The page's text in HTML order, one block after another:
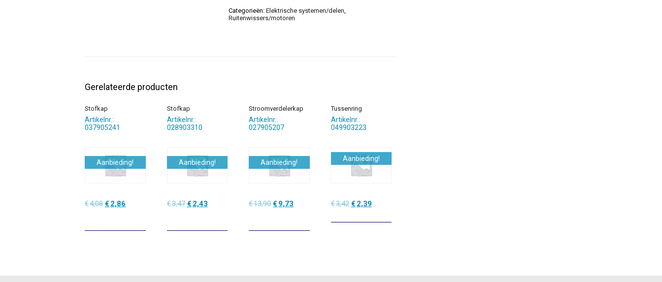
Categorieën:Elektrische systemen/delen
Ruitenwissers/motoren
Gerelateerde producten
Stofkap
Artikelnr.:
037905241
Aanbieding!
€4,08 Oorspronkelijke
€4,08.
€ 2,86
€2,86.
Stofkap
Artikelnr.:
028903310
Aanbieding!
€3,47 Oorspronkelijke
€3,47.
€ 2,43Huidige
€2,43.
Stroomverdelerkap
Artikelnr.:
027905207
Aanbieding!
€13,90 Oorspronkelijke
€13,90.
€ 9,73
€9,73.
Tussenring
Artikelnr.:
049903223
Aanbieding!
€3,42 Oorspronkelijke
was:
€ 2,39Huidige
is: